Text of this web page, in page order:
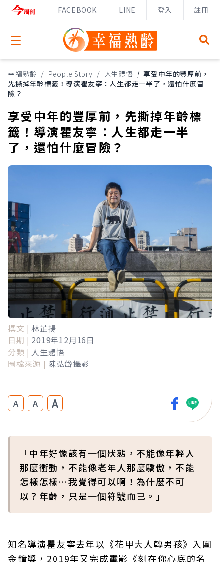
FACEBOOK LINE 登入 註冊
Open menu
幸福熟齡 / People Story / 人生體悟 / 享受中年的豐厚前，
先撕掉年齡標籤！導演瞿友寧：人生都走一半了，還怕什麼冒
險？
享受中年的豐厚前，先撕掉年齡標
籤！導演瞿友寧：人生都走一半
了，還怕什麼冒險？
撰文 | 林芷揚
日期 | 2019年12月16日
分類 | 人生體悟
圖檔來源 | 陳弘岱攝影
A A A
「中年好像該有一個狀態，不能像年輕人
那麼衝動，不能像老年人那麼驕傲，不能
怎樣怎樣…我覺得可以啊！為什麼不可
以？年齡，只是一個符號而已。」
知名導演瞿友寧去年以《花甲大人轉男孩》入圍
金鐘獎，2019年又完成電影《刻在你心底的名